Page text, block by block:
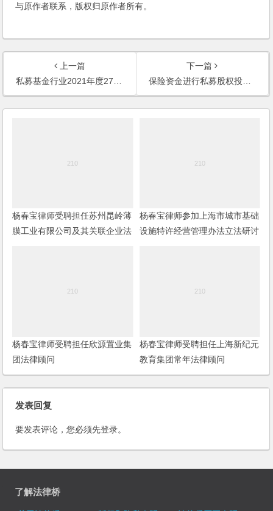
与原作者联系，版权归原作者所有。
上一篇
私募基金行业2021年度27个典型司法判例
下一篇
保险资金进行私募股权投资的法律尽职调查要点 ——目标基金篇
杨春宝律师受聘担任苏州昆岭薄
膜工业有限公司及其关联企业法
杨春宝律师参加上海市城市基础
设施特许经营管理办法立法研讨
杨春宝律师受聘担任欣源置业集
团法律顾问
杨春宝律师受聘担任上海新纪元
教育集团常年法律顾问
发表回复
要发表评论，您必须先登录。
了解法律桥